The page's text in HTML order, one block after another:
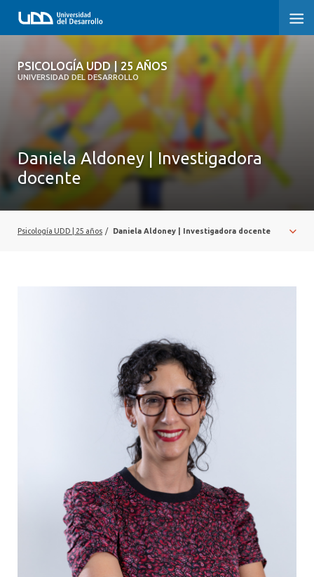
PSICOLOGÍA UDD | 25 AÑOS
UNIVERSIDAD DEL DESARROLLO
PSICOLOGÍA UDD | 25 AÑOS
TESTIMONIOS
NUESTRA HISTORIA
REGISTRO FOTOGRÁFICO
Daniela Aldoney | Investigadora
docente
Psicología UDD | 25 años / Daniela Aldoney | Investigadora docente